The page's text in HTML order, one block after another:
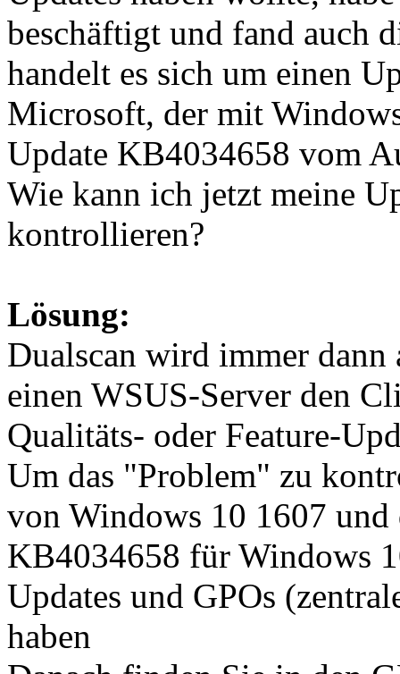
beschäftigt und fand auch
handelt es sich um einen
Microsoft, der mit
Update KB4034658 vom
Wie kann ich jetzt meine
kontrollieren?
Lösung:
Dualscan wird immer
einen WSUS-Server den
Qualitäts- oder Feature-
Um das "Problem" zu
von Windows 10 1607 und
KB4034658 für Windows
Updates und GPOs
haben